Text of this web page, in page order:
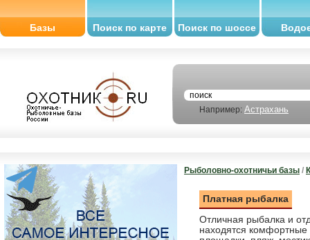
Базы Поиск по карте Поиск по шоссе
Например: Астрахань
Рыболовно-охотничьи базы /
Платная рыбалка
Отличная рыбалка и
находятся комфортные